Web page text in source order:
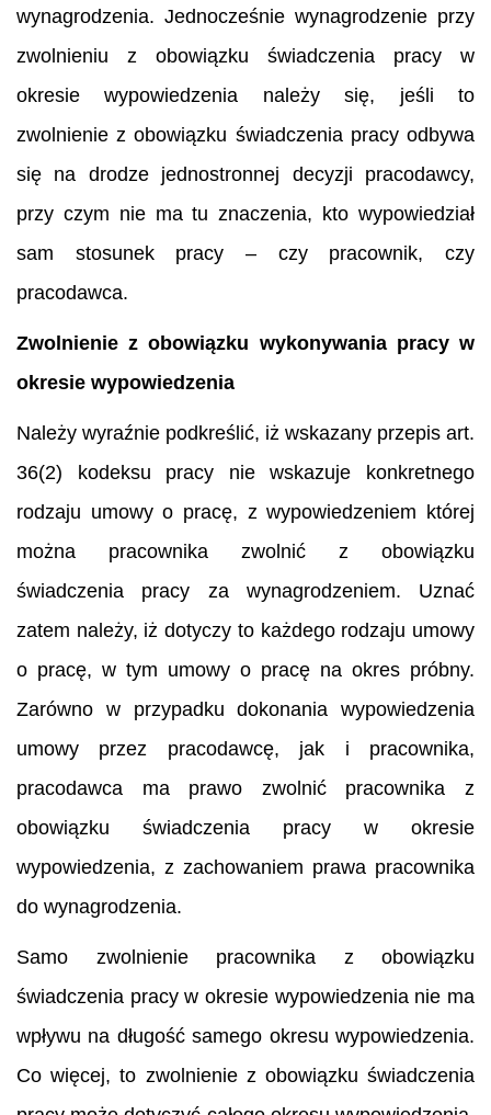
wynagrodzenia. Jednocześnie wynagrodzenie przy
zwolnieniu z obowiązku świadczenia pracy w
okresie wypowiedzenia należy się, jeśli to
zwolnienie z obowiązku świadczenia pracy odbywa
się na drodze jednostronnej decyzji pracodawcy,
przy czym nie ma tu znaczenia, kto wypowiedział
sam stosunek pracy – czy pracownik, czy
pracodawca.
Zwolnienie z obowiązku wykonywania pracy w
okresie wypowiedzenia
Należy wyraźnie podkreślić, iż wskazany przepis art.
36(2) kodeksu pracy nie wskazuje konkretnego
rodzaju umowy o pracę, z wypowiedzeniem której
można pracownika zwolnić z obowiązku
świadczenia pracy za wynagrodzeniem. Uznać
zatem należy, iż dotyczy to każdego rodzaju umowy
o pracę, w tym umowy o pracę na okres próbny.
Zarówno w przypadku dokonania wypowiedzenia
umowy przez pracodawcę, jak i pracownika,
pracodawca ma prawo zwolnić pracownika z
obowiązku świadczenia pracy w okresie
wypowiedzenia, z zachowaniem prawa pracownika
do wynagrodzenia.
Samo zwolnienie pracownika z obowiązku
świadczenia pracy w okresie wypowiedzenia nie ma
wpływu na długość samego okresu wypowiedzenia.
Co więcej, to zwolnienie z obowiązku świadczenia